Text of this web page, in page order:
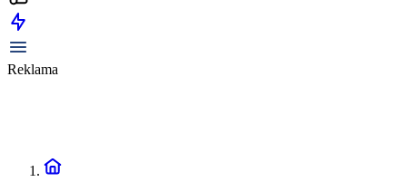
Reklama